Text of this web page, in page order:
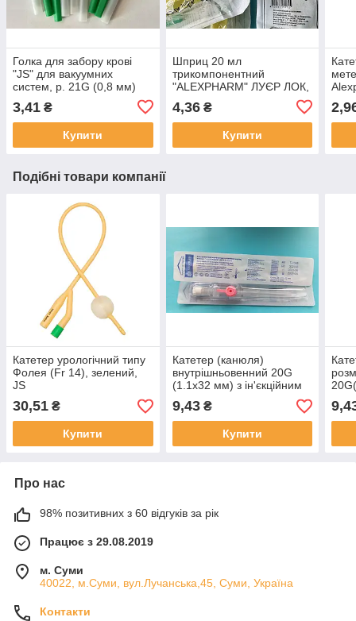
Голка для забору крові
"JS" для вакуумних
систем, р. 21G (0,8 мм)
3,41 ₴
Купити
Шприц 20 мл
трикомпонентний
"ALEXPHARM" ЛУЄР ЛОК,
4,36₴
Купити
Подібні товари компанії
Катетер урологічний типу
Фолея (Fr 14), зелений,
JS
30,51 ₴
Купити
Катетер (канюля)
внутрішньовенний 20G
(1.1x32 мм) з ін'єкційним
портом "ALEXPHARM"
9,43₴
Купити
з
Про нас
98% позитивних з 60 відгуків за рік
Працює з 29.08.2019
м. Суми
40022, м.Суми, вул.Лучанська,45, Суми, Україна
Контакти